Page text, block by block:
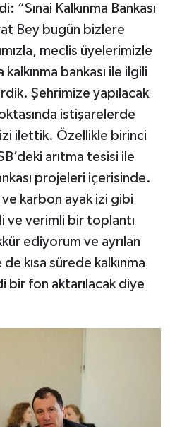
“Sınai Kalkınma Bankası
Bey bugün bizlere
meclis üyelerimizle
bankası ile ilgili
Şehrimize yapılacak
istişarelerde
ilettik. Özellikle birinci
arıtma tesisi ile
projeleri içerisinde.
karbon ayak izi gibi
ve verimli bir toplantı
ediyorum ve ayrılan
kısa sürede kalkınma
bir fon aktarılacak diye